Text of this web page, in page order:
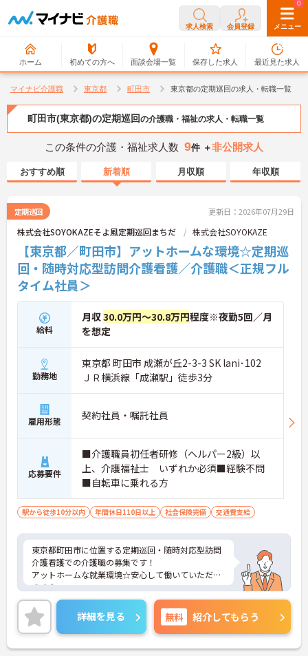
求人検索 会員登録 メニュー
ホーム 初めての方へ 面談会場一覧
0
保存した求人
0
最近見た求人
マイナビ介護職 東京都 町田市 東京都の定期巡回の求人・転職一覧
町田市(東京都)の定期巡回の介護職・福祉の求人・転職一覧
この条件の介護・福祉求人数 9件 ＋非公開求人
おすすめ順 新着順 月収順 年収順
定期巡回 更新日：2026年07月29日
株式会社SOYOKAZEそよ風定期巡回まちだ 株式会社SOYOKAZE
【東京都／町田市】アットホームな環境☆定期巡
回・随時対応型訪問介護看護／介護職＜正規フル
タイム社員＞
給料
月収30.0万円～30.8万円程度※夜勤5回／月
を想定
勤務地
東京都 町田市 成瀬が丘2-3-3 SK lani･102
ＪＲ横浜線「成瀬駅」徒歩3分
雇用形態 契約社員・嘱託社員
応募要件
■介護職員初任者研修（ヘルパー2級）以
上、介護福祉士 いずれか必須■経験不問
■自転車に乗れる方
駅から徒歩10分以内 年間休日110日以上 社会保険完備 交通費支給
東京都町田市に位置する定期巡回・随時対応型訪問
介護看護での介護職の募集です！
アットホームな就業環境☆安心して働いていただけ
ます♪
ご興味ある方には、面接対策ポイントなど、さらに
詳細をお話しいたしますのでお気軽にご相談くださ
い。
詳細を見る 無料 紹介してもらう